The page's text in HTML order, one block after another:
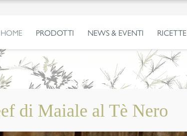
HOME PRODOTTI NEWS & EVENTI RICETTE
di Maiale al Tè Nero